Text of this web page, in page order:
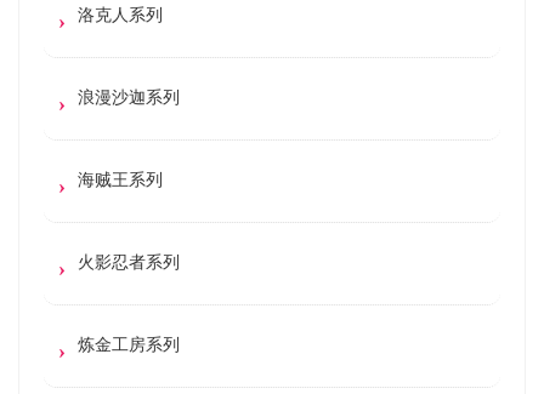
洛克人系列
浪漫沙迦系列
海贼王系列
火影忍者系列
炼金工房系列